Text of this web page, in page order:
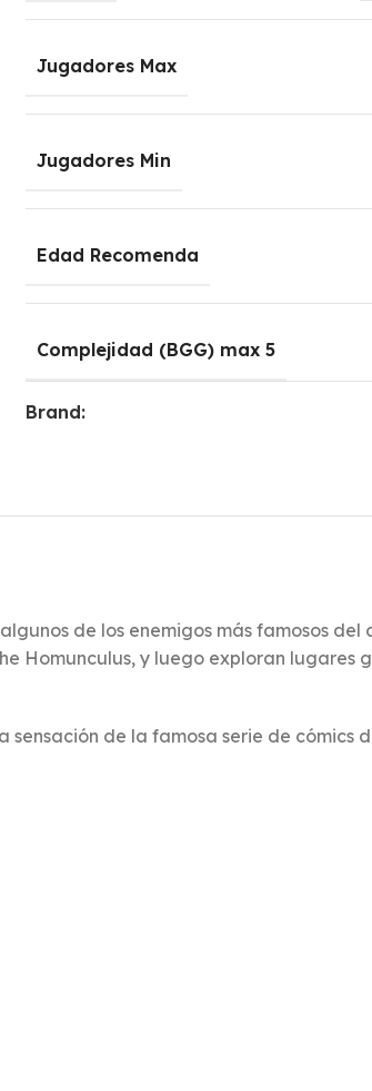
Jugadores Max
Jugadores Min
Edad Recomenda
Complejidad (BGG) max 5
Brand:
de los enemigos más famosos del
Homunculus, y luego exploran lugares
de la famosa serie de cómics